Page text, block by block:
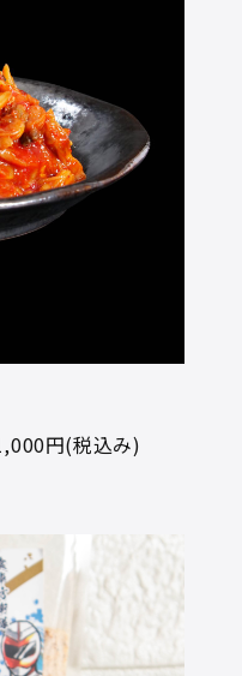
円(税込み)